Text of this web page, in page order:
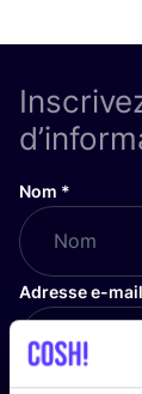
Nom *
Adresse e-mail